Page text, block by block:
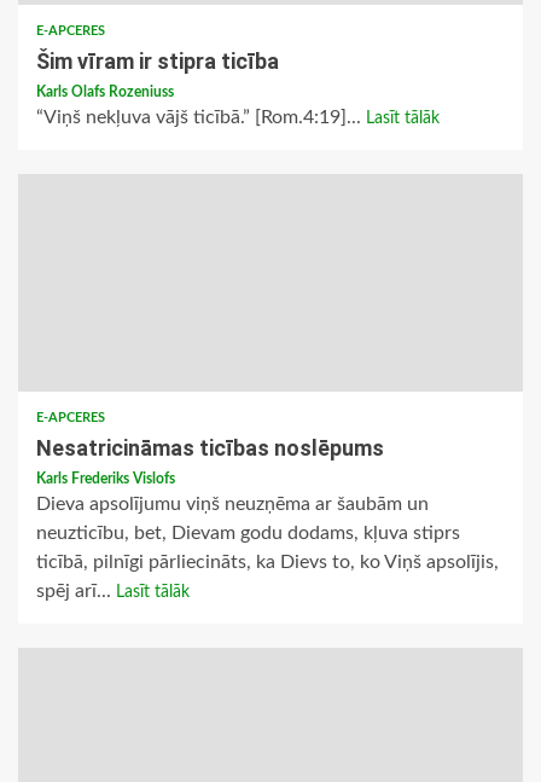
E-APCERES
Šim vīram ir stipra ticība
Karls Olafs Rozeniuss
“Viņš nekļuva vājš ticībā.” [Rom.4:19]... Lasīt tālāk
E-APCERES
Nesatricināmas ticības noslēpums
Karls Frederiks Vislofs
Dieva apsolījumu viņš neuzņēma ar šaubām un
neuzticību, bet, Dievam godu dodams, kļuva stiprs
ticībā, pilnīgi pārliecināts, ka Dievs to, ko Viņš apsolījis,
spēj arī... Lasīt tālāk